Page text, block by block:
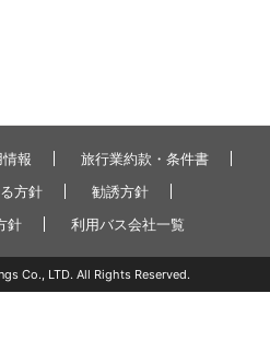
報
旅行業約款・条件書
方針
勧誘方針
針
利用バス会社一覧
Co., LTD. All Rights Reserved.